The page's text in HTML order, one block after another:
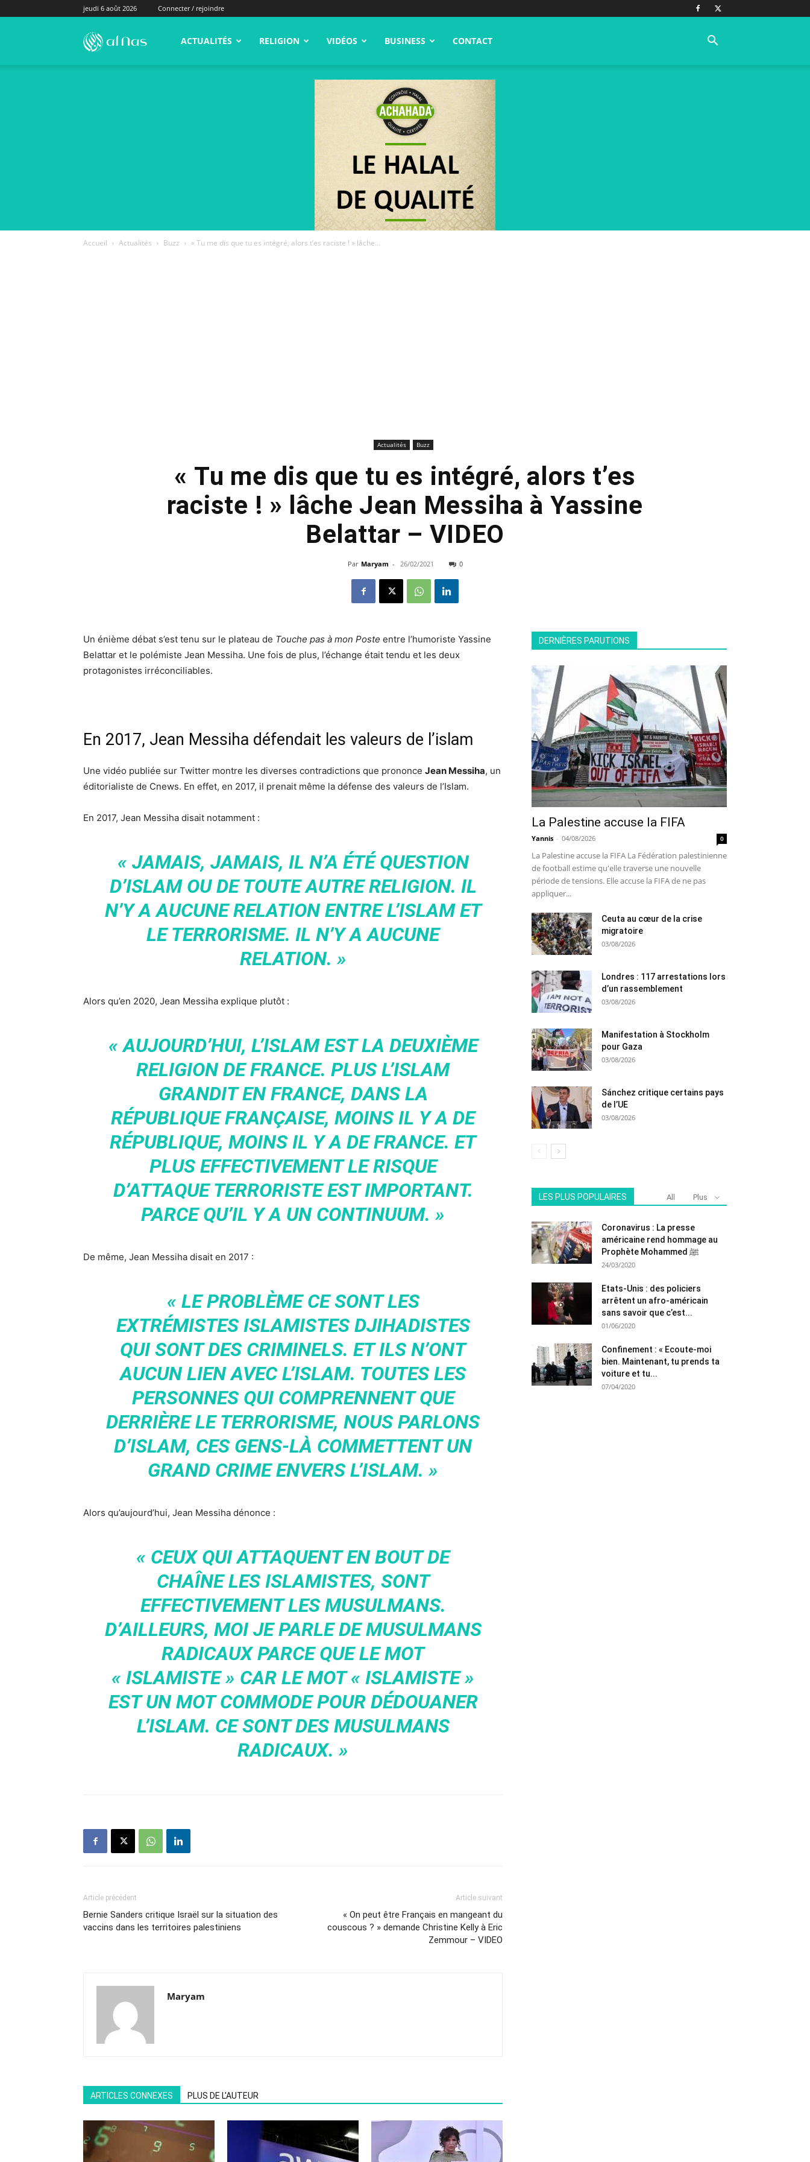
jeudi 6 août 2026 Connecter / rejoindre
alNas.fr ACTUALITÉS RELIGION VIDÉOS BUSINESS CONTACT
Accueil Actualités Buzz « Tu me dis que tu es intégré, alors t’es raciste ! » lâche...
Actualités Buzz
« Tu me dis que tu es intégré, alors t’es
raciste ! » lâche Jean Messiha à Yassine
Belattar – VIDEO
Par Maryam - 26/02/2021 0
Un énième débat s’est tenu sur le plateau de Touche pas à mon Poste entre l’humoriste Yassine
Belattar et le polémiste Jean Messiha. Une fois de plus, l’échange était tendu et les deux
protagonistes irréconciliables.
En 2017, Jean Messiha défendait les valeurs de l’islam
Une vidéo publiée sur Twitter montre les diverses contradictions que prononce Jean Messiha, un
éditorialiste de Cnews. En effet, en 2017, il prenait même la défense des valeurs de l’Islam.
En 2017, Jean Messiha disait notamment :
« JAMAIS, JAMAIS, IL N’A ÉTÉ QUESTION
D’ISLAM OU DE TOUTE AUTRE RELIGION. IL
N’Y A AUCUNE RELATION ENTRE L’ISLAM ET
LE TERRORISME. IL N’Y A AUCUNE
RELATION. »
Alors qu’en 2020, Jean Messiha explique plutôt :
« AUJOURD’HUI, L’ISLAM EST LA DEUXIÈME
RELIGION DE FRANCE. PLUS L’ISLAM
GRANDIT EN FRANCE, DANS LA
RÉPUBLIQUE FRANÇAISE, MOINS IL Y A DE
RÉPUBLIQUE, MOINS IL Y A DE FRANCE. ET
PLUS EFFECTIVEMENT LE RISQUE
D’ATTAQUE TERRORISTE EST IMPORTANT.
PARCE QU’IL Y A UN CONTINUUM. »
De même, Jean Messiha disait en 2017 :
« LE PROBLÈME CE SONT LES
EXTRÉMISTES ISLAMISTES DJIHADISTES
QUI SONT DES CRIMINELS. ET ILS N’ONT
AUCUN LIEN AVEC L’ISLAM. TOUTES LES
PERSONNES QUI COMPRENNENT QUE
DERRIÈRE LE TERRORISME, NOUS PARLONS
D’ISLAM, CES GENS-LÀ COMMETTENT UN
GRAND CRIME ENVERS L’ISLAM. »
Alors qu’aujourd’hui, Jean Messiha dénonce :
« CEUX QUI ATTAQUENT EN BOUT DE
CHAÎNE LES ISLAMISTES, SONT
EFFECTIVEMENT LES MUSULMANS.
D’AILLEURS, MOI JE PARLE DE MUSULMANS
RADICAUX PARCE QUE LE MOT
« ISLAMISTE » CAR LE MOT « ISLAMISTE »
EST UN MOT COMMODE POUR DÉDOUANER
L’ISLAM. CE SONT DES MUSULMANS
RADICAUX. »
Article précédent
Bernie Sanders critique Israël sur la situation des
vaccins dans les territoires palestiniens
Article suivant
« On peut être Français en mangeant du
couscous ? » demande Christine Kelly à Eric
Zemmour – VIDEO
Maryam
ARTICLES CONNEXES PLUS DE L'AUTEUR
DERNIÈRES PARUTIONS
La Palestine accuse la FIFA
Yannis - 04/08/2026 0
La Palestine accuse la FIFA La Fédération palestinienne
de football estime qu'elle traverse une nouvelle
période de tensions. Elle accuse la FIFA de ne pas
appliquer...
Ceuta au cœur de la crise
migratoire
03/08/2026
Londres : 117 arrestations lors
d’un rassemblement
03/08/2026
Manifestation à Stockholm
pour Gaza
03/08/2026
Sánchez critique certains pays
de l’UE
03/08/2026
LES PLUS POPULAIRES All Plus
Coronavirus : La presse
américaine rend hommage au
Prophète Mohammed ﷺ
24/03/2020
Etats-Unis : des policiers
arrêtent un afro-américain
sans savoir que c’est...
01/06/2020
Confinement : « Ecoute-moi
bien. Maintenant, tu prends ta
voiture et tu...
07/04/2020